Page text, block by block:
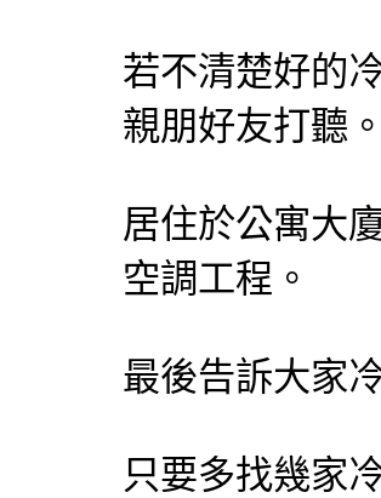
若不清楚好的
親朋好友打聽。
居住於公寓大
空調工程。
最後告訴大家
只要多找幾家